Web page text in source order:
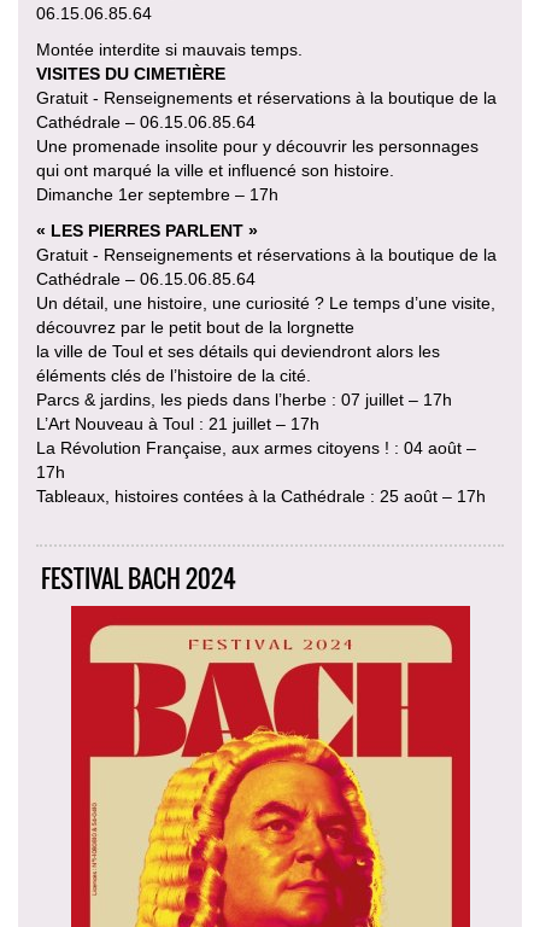
06.15.06.85.64
Montée interdite si mauvais temps.
VISITES DU CIMETIÈRE
Gratuit - Renseignements et réservations à la boutique de la
Cathédrale – 06.15.06.85.64
Une promenade insolite pour y découvrir les personnages
qui ont marqué la ville et influencé son histoire.
Dimanche 1er septembre – 17h
« LES PIERRES PARLENT »
Gratuit - Renseignements et réservations à la boutique de la
Cathédrale – 06.15.06.85.64
Un détail, une histoire, une curiosité ? Le temps d’une visite,
découvrez par le petit bout de la lorgnette
la ville de Toul et ses détails qui deviendront alors les
éléments clés de l’histoire de la cité.
Parcs & jardins, les pieds dans l’herbe : 07 juillet – 17h
L’Art Nouveau à Toul : 21 juillet – 17h
La Révolution Française, aux armes citoyens ! : 04 août –
17h
Tableaux, histoires contées à la Cathédrale : 25 août – 17h
FESTIVAL BACH 2024